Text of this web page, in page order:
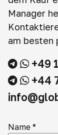
Manager
am besten
+49
+44
Name *